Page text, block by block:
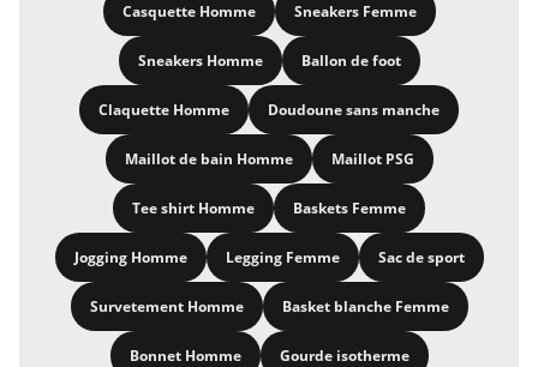
Casquette Homme Sneakers Femme
Sneakers Homme Ballon de foot
Claquette Homme Doudoune sans manche
Maillot de bain Homme Maillot PSG
Tee shirt Homme Baskets Femme
Jogging Homme Legging Femme Sac de sport
Survetement Homme Basket blanche Femme
Bonnet Homme Gourde isotherme